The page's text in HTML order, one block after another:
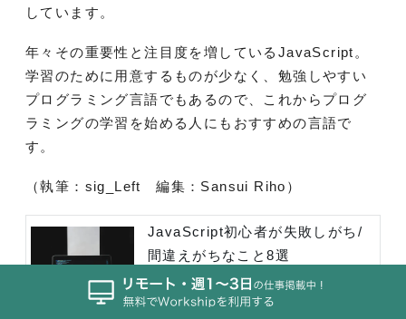
しています。
年々その重要性と注目度を増しているJavaScript。
学習のために用意するものが少なく、勉強しやすい
プログラミング言語でもあるので、これからプログ
ラミングの学習を始める人にもおすすめの言語で
す。
（執筆：sig_Left 編集：Sansui Riho）
JavaScript初心者が失敗しがち/
間違えがちなこと8選
Workship MAGAZINE